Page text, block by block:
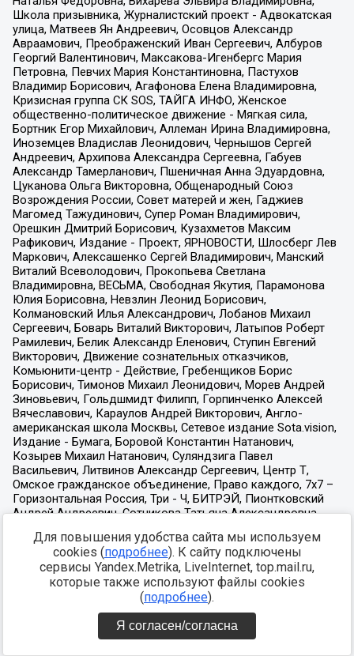
Для повышения удобства сайта мы используем
cookies (подробнее). К сайту подключены
сервисы Yandex.Metrika, LiveInternet, top.mail.ru,
которые также используют файлы cookies
(подробнее).
Я согласен/согласна